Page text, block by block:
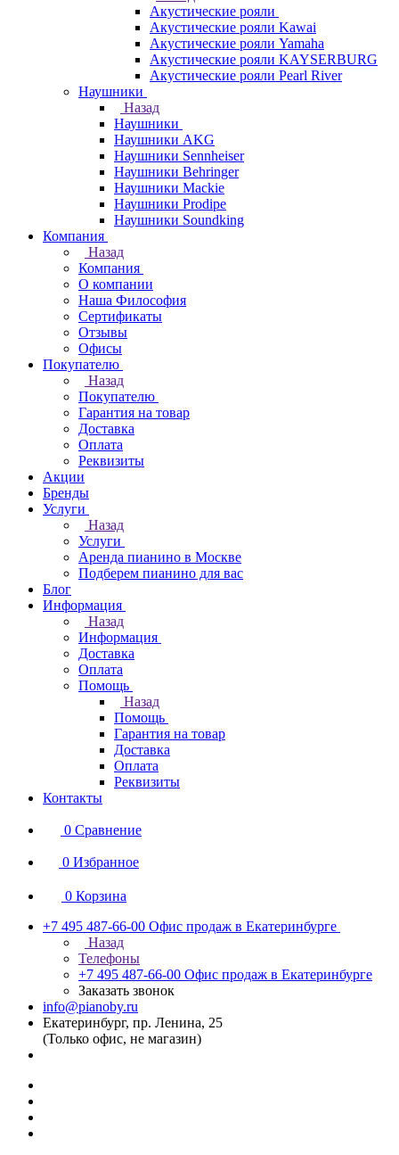
Акустические рояли
Акустические рояли Kawai
Акустические рояли Yamaha
Акустические рояли KAYSERBURG
Акустические рояли Pearl River
Наушники
Назад
Наушники
Наушники AKG
Наушники Sennheiser
Наушники Behringer
Наушники Mackie
Наушники Prodipe
Наушники Soundking
Компания
Назад
Компания
О компании
Наша Философия
Сертификаты
Отзывы
Офисы
Покупателю
Назад
Покупателю
Гарантия на товар
Доставка
Оплата
Реквизиты
Акции
Бренды
Услуги
Назад
Услуги
Аренда пианино в Москве
Подберем пианино для вас
Блог
Информация
Назад
Информация
Доставка
Оплата
Помощь
Назад
Помощь
Гарантия на товар
Доставка
Оплата
Реквизиты
Контакты
0 Сравнение
0 Избранное
0 Корзина
+7 495 487-66-00 Офис продаж в Екатеринбурге
Назад
Телефоны
+7 495 487-66-00 Офис продаж в Екатеринбурге
Заказать звонок
info@pianoby.ru
Екатеринбург, пр. Ленина, 25
(Только офис, не магазин)